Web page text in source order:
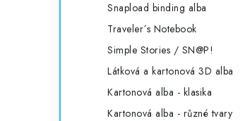
Snapload binding alba
Traveler´s Notebook
Simple Stories / SN@P!
Látková a kartonová 3D alba
Kartonová alba - klasika
Kartonová alba - různé tvary